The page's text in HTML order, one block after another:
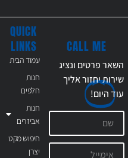
QUICK
LINKS
עמוד הבית
חנות
חלפים
חנות
אביזרים
חיפוש מקט
יצרן
CALL ME
השאר פרטים ונציג
שירות יחזור אליך
עודהיום!